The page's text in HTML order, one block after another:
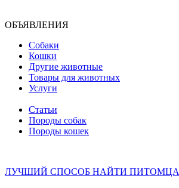
ОБЪЯВЛЕНИЯ
Собаки
Кошки
Другие животные
Товары для животных
Услуги
Статьи
Породы собак
Породы кошек
ЛУЧШИЙ СПОСОБ НАЙТИ ПИТОМЦА